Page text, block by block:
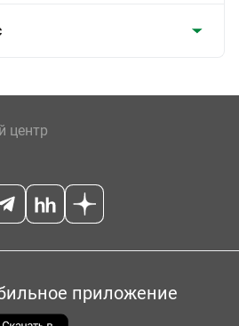
центр
приложение